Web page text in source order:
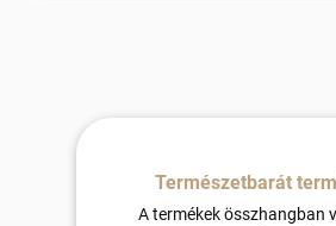
Természetbarát
A termékek összhangban